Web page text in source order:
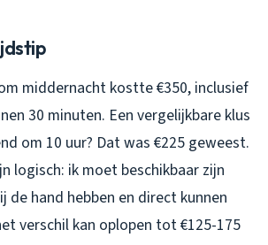
middernacht kostte €350, inclusief
30 minuten. Een vergelijkbare klus
om 10 uur? Dat was €225 geweest.
logisch: ik moet beschikbaar zijn
de hand hebben en direct kunnen
verschil kan oplopen tot €125-175